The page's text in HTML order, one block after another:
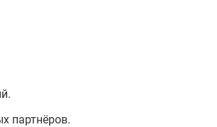
партнёров.